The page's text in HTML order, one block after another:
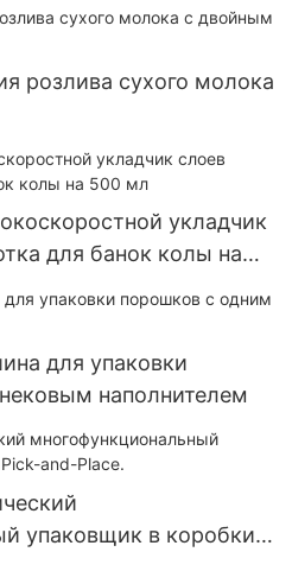
розлива сухого молока
укладчик
для банок колы на
для упаковки
наполнителем
упаковщик в коробки